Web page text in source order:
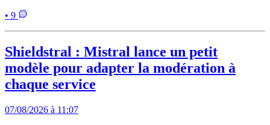
• 9
Shieldstral : Mistral lance un petit
modèle pour adapter la modération à
chaque service
07/08/2026 à 11:07